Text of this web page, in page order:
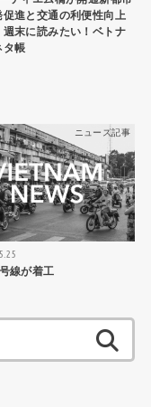
促進と交通の利便性向上
週末に読みたい！ベトナ
タ帳
ニュース記事
線が着工